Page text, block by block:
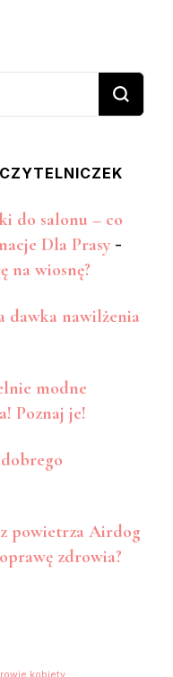
do salonu – co
Dla Prasy -
na wiosnę?
dawka nawilżenia
modne
Poznaj je!
powietrza Airdog
zdrowia?
kobiety